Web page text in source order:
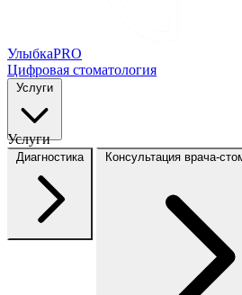
УлыбкаPRO
Цифровая стоматология
Услуги
Услуги
Диагностика Консультация врача-